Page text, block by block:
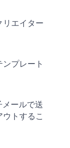
リエイター
プレート
ールで送
トするこ